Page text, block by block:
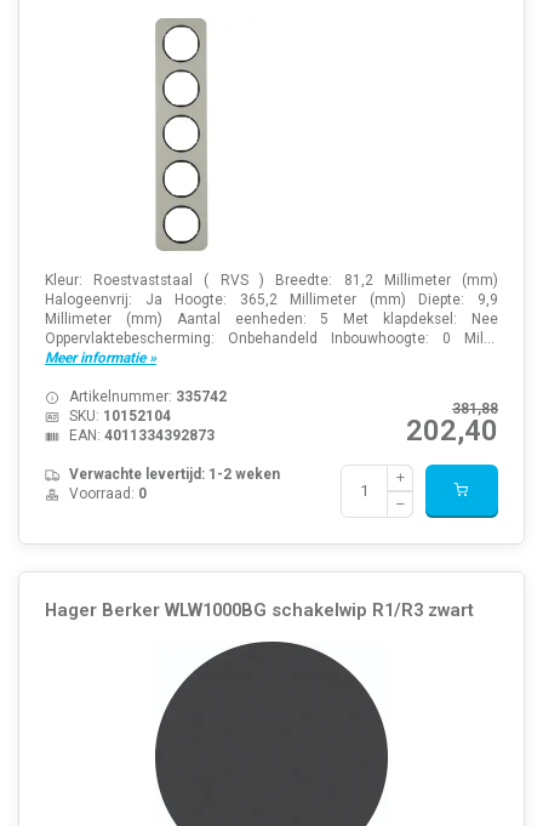
Kleur: Roestvaststaal ( RVS ) Breedte: 81,2 Millimeter (mm)
Halogeenvrij: Ja Hoogte: 365,2 Millimeter (mm) Diepte: 9,9
Millimeter (mm) Aantal eenheden: 5 Met klapdeksel: Nee
Oppervlaktebescherming: Onbehandeld Inbouwhoogte: 0 Mil...
Meer informatie »
381,88
202,40
Artikelnummer: 335742
SKU: 10152104
EAN: 4011334392873
Verwachte levertijd: 1-2 weken
Voorraad: 0
Hager Berker WLW1000BG schakelwip R1/R3 zwart